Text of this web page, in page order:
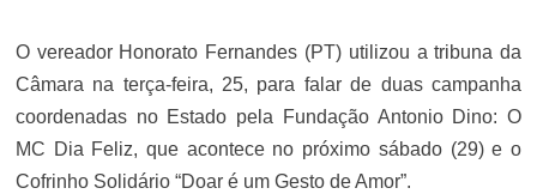
O vereador Honorato Fernandes (PT) utilizou a tribuna da
Câmara na terça-feira, 25, para falar de duas campanha
coordenadas no Estado pela Fundação Antonio Dino: O
MC Dia Feliz, que acontece no próximo sábado (29) e o
Cofrinho Solidário “Doar é um Gesto de Amor”.